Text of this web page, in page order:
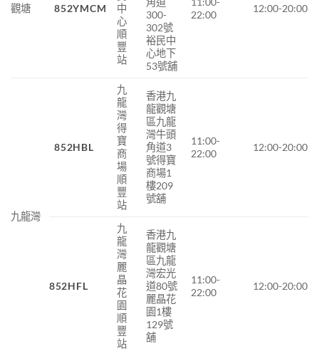
觀塘 852YMCM
中
心
順
豐
站
300-
302號
裕民中
心地下
53號舖
22:00
12:00-20:00
九龍灣
852HBL
九
龍
灣
得
寶
商
場
順
豐
站
香港九
龍觀塘
區九龍
灣牛頭
角道3
號得寶
商場1
樓209
號舖
11:00-
22:00
12:00-20:00
852HFL
九
龍
灣
麗
晶
花
園
順
豐
站
香港九
龍觀塘
區九龍
灣宏光
道80號
麗晶花
園1樓
129號
舖
11:00-
22:00
12:00-20:00